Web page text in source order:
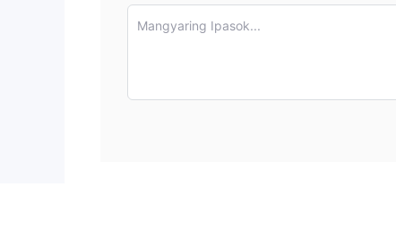
Mangyaring Ipasok...